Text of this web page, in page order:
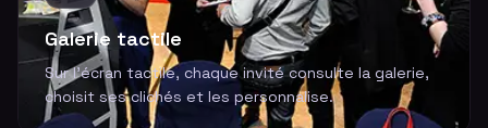
Galerie tactile
Sur l'écran tactile, chaque invité consulte la galerie,
choisit ses clichés et les personnalise.